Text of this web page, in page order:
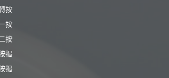
按
按
按
揭
揭